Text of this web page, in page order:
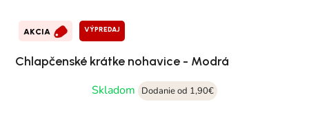
AKCIA VÝPREDAJ
Chlapčenské krátke nohavice - Modrá
Skladom
Dodanie od 1,90€